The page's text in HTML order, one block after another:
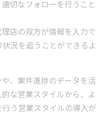
切なフォローを行うこと
店の双方が情報を入力で
況を追うことができるよ
、案件進捗のデータを活
な営業スタイルから、よ
う営業スタイルの導入が